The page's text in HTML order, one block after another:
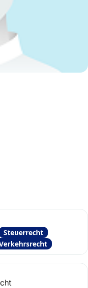
Steuerrecht